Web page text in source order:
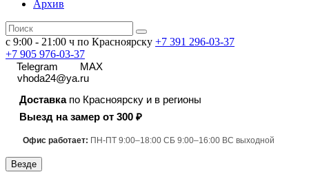
Архив
с 9:00 - 21:00 ч по Красноярску +7 391 296-03-37
+7 905 976-03-37
Telegram
MAX
vhoda24@ya.ru
Доставкапо Красноярску и в регионы
Выезд на замер от 300 ₽
Офис работает: ПН-ПТ 9:00–18:00 СБ 9:00–16:00 ВС выходной
Везде